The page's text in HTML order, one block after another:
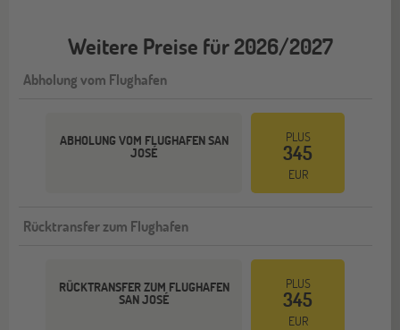
Weitere Preise für 2026/2027
Abholung vom Flughafen
ABHOLUNG VOM FLUGHAFEN SAN
JOSÉ
PLUS
345
EUR
Rücktransfer zum Flughafen
RÜCKTRANSFER ZUM FLUGHAFEN
SAN JOSÉ
PLUS
345
EUR